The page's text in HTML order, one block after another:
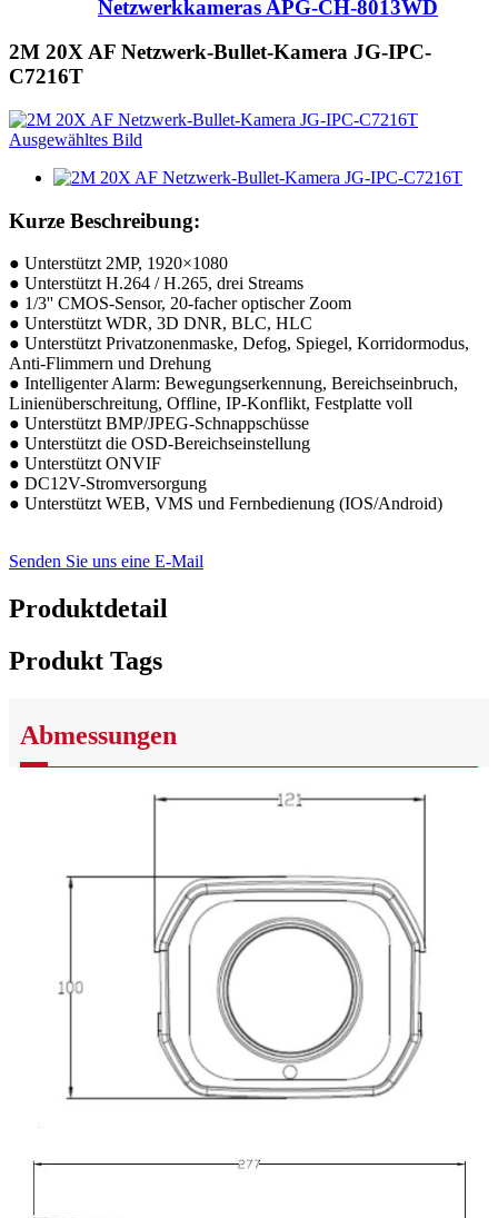
Netzwerkkameras APG-CH-8013WD
2M 20X AF Netzwerk-Bullet-Kamera JG-IPC-
C7216T
Kurze Beschreibung:
● Unterstützt 2MP, 1920×1080
● Unterstützt H.264 / H.265, drei Streams
● 1/3'' CMOS-Sensor, 20-facher optischer Zoom
● Unterstützt WDR, 3D DNR, BLC, HLC
● Unterstützt Privatzonenmaske, Defog, Spiegel, Korridormodus,
Anti-Flimmern und Drehung
● Intelligenter Alarm: Bewegungserkennung, Bereichseinbruch,
Linienüberschreitung, Offline, IP-Konflikt, Festplatte voll
● Unterstützt BMP/JPEG-Schnappschüsse
● Unterstützt die OSD-Bereichseinstellung
● Unterstützt ONVIF
● DC12V-Stromversorgung
● Unterstützt WEB, VMS und Fernbedienung (IOS/Android)
Senden Sie uns eine E-Mail
Produktdetail
Produkt Tags
Abmessungen